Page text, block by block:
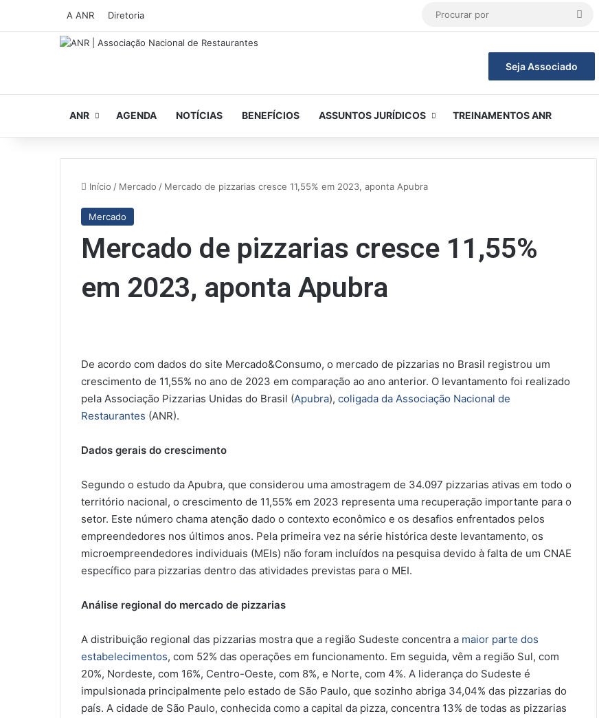
A ANR Diretoria
Seja Associado
ANR AGENDA NOTÍCIAS BENEFÍCIOS ASSUNTOS JURÍDICOS TREINAMENTOS ANR
Início / Mercado / Mercado de pizzarias cresce 11,55% em 2023, aponta Apubra
Mercado
Mercado de pizzarias cresce 11,55%
em 2023, aponta Apubra
De acordo com dados do site Mercado&Consumo, o mercado de pizzarias no Brasil registrou um
crescimento de 11,55% no ano de 2023 em comparação ao ano anterior. O levantamento foi realizado
pela Associação Pizzarias Unidas do Brasil (Apubra), coligada da Associação Nacional de
Restaurantes (ANR).
Dados gerais do crescimento
Segundo o estudo da Apubra, que considerou uma amostragem de 34.097 pizzarias ativas em todo o
território nacional, o crescimento de 11,55% em 2023 representa uma recuperação importante para o
setor. Este número chama atenção dado o contexto econômico e os desafios enfrentados pelos
empreendedores nos últimos anos. Pela primeira vez na série histórica deste levantamento, os
microempreendedores individuais (MEIs) não foram incluídos na pesquisa devido à falta de um CNAE
específico para pizzarias dentro das atividades previstas para o MEI.
Análise regional do mercado de pizzarias
A distribuição regional das pizzarias mostra que a região Sudeste concentra a maior parte dos
estabelecimentos, com 52% das operações em funcionamento. Em seguida, vêm a região Sul, com
20%, Nordeste, com 16%, Centro-Oeste, com 8%, e Norte, com 4%. A liderança do Sudeste é
impulsionada principalmente pelo estado de São Paulo, que sozinho abriga 34,04% das pizzarias do
país. A cidade de São Paulo, conhecida como a capital da pizza, concentra 13% de todas as pizzarias